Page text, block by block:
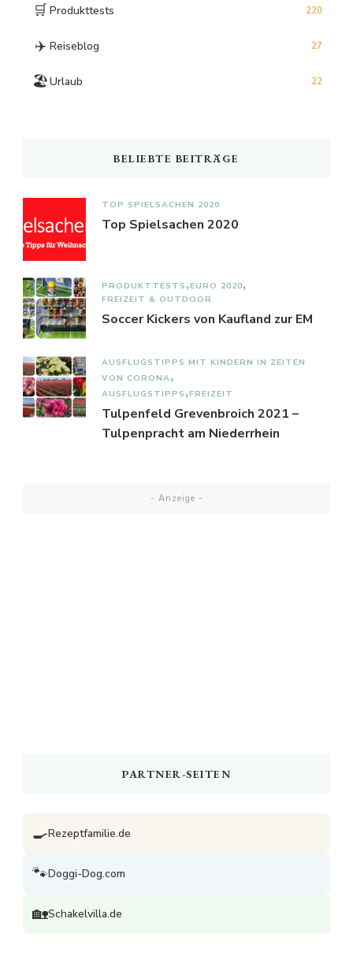
🛒 Produkttests 220
✈️ Reiseblog 27
🏖️Urlaub 22
BELIEBTE BEITRÄGE
TOP SPIELSACHEN 2020
Top Spielsachen 2020
PRODUKTTESTS EURO 2020
FREIZEIT & OUTDOOR
Soccer Kickers von Kaufland zur EM
AUSFLUGSTIPPS MIT KINDERN IN ZEITEN
VON CORONA
AUSFLUGSTIPPS FREIZEIT
Tulpenfeld Grevenbroich 2021 –
Tulpenpracht am Niederrhein
- Anzeige -
PARTNER-SEITEN
🍳Rezeptfamilie.de
🐾Doggi-Dog.com
🏡Schakelvilla.de